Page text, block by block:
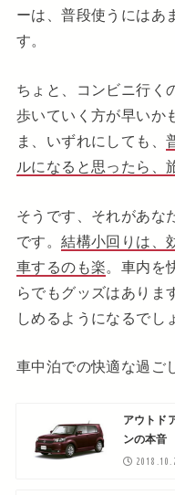
ーは、普段使うにはあ
す。
ちょと、コンビニ行く
歩いていく方が早いか
ま、いずれにしても、
ルになると思ったら、
そうです、それがあな
です。結構小回りは、
車するのも楽。車内を
らでもグッズはありま
しめるようになるでし
車中泊での快適な過ご
アウトド
ンの本音